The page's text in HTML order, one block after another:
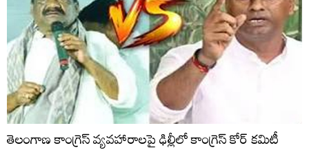
తెలంగాణ కాంగ్రెస్ వ్యవహారాలపై ఢిల్లీలో కాంగ్రెస్ కోర్ కమిటీ